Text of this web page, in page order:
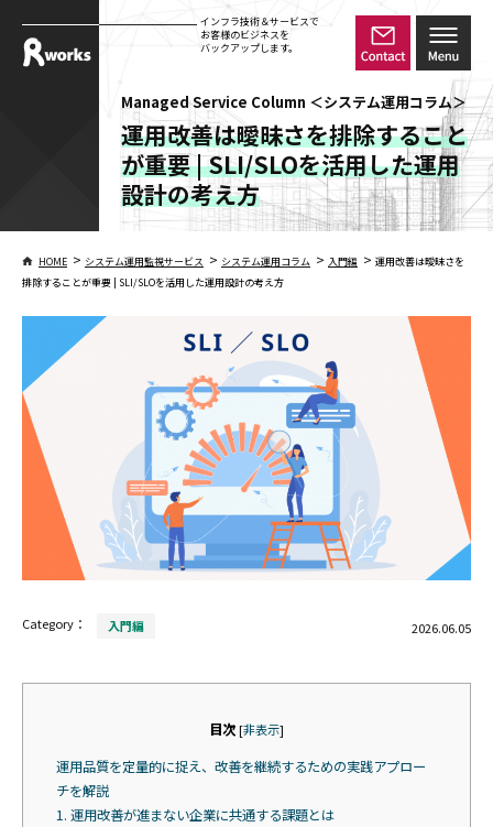
インフラ技術＆サービスで
お客様のビジネスを
バックアップします。
Managed Service Column ＜システム運用コラム＞
運用改善は曖昧さを排除すること
が重要 | SLI/SLOを活用した運用
設計の考え方
HOME > システム運用監視サービス > システム運用コラム > 入門編 > 運用改善は曖昧さを
排除することが重要 | SLI/SLOを活用した運用設計の考え方
Category： 入門編 2026.06.05
目次[非表示]
運用品質を定量的に捉え、改善を継続するための実践アプロー
チを解説
1. 運用改善が進まない企業に共通する課題とは